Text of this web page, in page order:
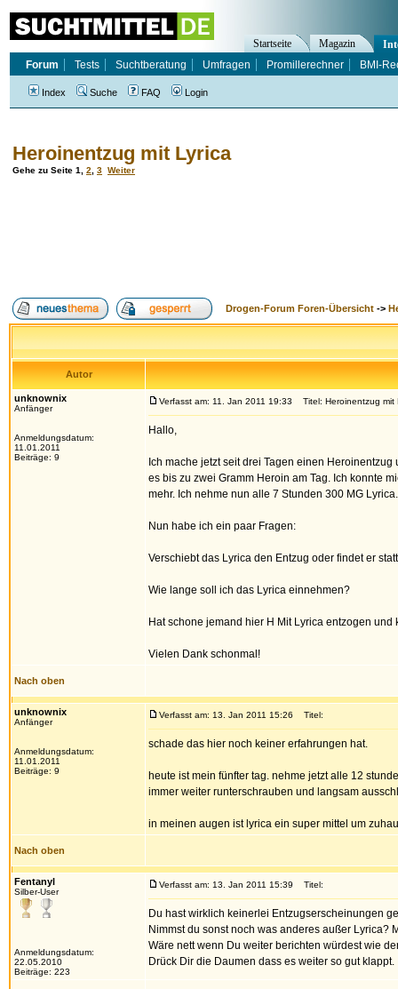
Heroinentzug mit Lyrica
Gehe zu Seite 1 2 3 Weiter
Drogen-Forum Foren-Übersicht ->
Autor
unknownix
Anfänger
Anmeldungsdatum:
11.01.2011
Beiträge: 9
Verfasst am: 11. Jan 2011 19:33 Titel: Heroinentzug mit
Hallo,
Ich mache jetzt seit drei Tagen einen
es bis zu zwei Gramm Heroin am Tag. Ich konnte
mehr. Ich nehme nun alle 7 Stunden 300 MG
Nun habe ich ein paar Fragen:
Verschiebt das Lyrica den Entzug oder findet er
Wie lange soll ich das Lyrica einnehmen?
Hat schone jemand hier H Mit Lyrica entzogen
Vielen Dank schonmal!
Nach oben
unknownix
Anfänger
Anmeldungsdatum:
11.01.2011
Beiträge: 9
Verfasst am: 13. Jan 2011 15:26 Titel:
schade das hier noch keiner erfahrungen hat.
heute ist mein fünfter tag. nehme jetzt alle 12
immer weiter runterschrauben und langsam
in meinen augen ist lyrica ein super mittel um
Nach oben
Fentanyl
Silber-User
Anmeldungsdatum:
22.05.2010
Beiträge: 223
Verfasst am: 13. Jan 2011 15:39 Titel:
Du hast wirklich keinerlei Entzugserscheinungen
Nimmst du sonst noch was anderes außer Lyrica?
Wäre nett wenn Du weiter berichten würdest wie
Drück Dir die Daumen dass es weiter so gut klappt.
Startseite Magazin
Forum
Tests Suchtberatung Umfragen Promillerechner BMI-
Index Suche FAQ Login